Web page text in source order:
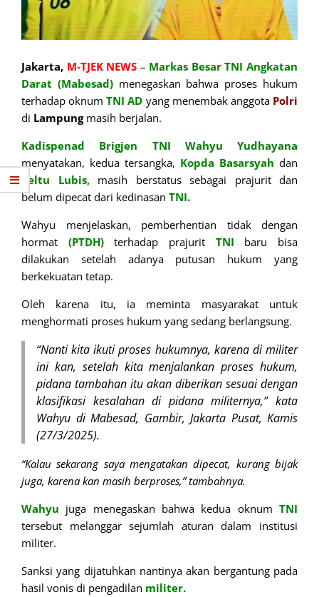
Jakarta, M-TJEK NEWS – Markas Besar TNI Angkatan
Darat (Mabesad)menegaskan bahwa proses hukum
terhadap oknumTNI AD yang menembak anggota Polri
di Lampungmasih berjalan.
Kadispenad Brigjen TNI Wahyu Yudhayana
menyatakan, kedua tersangka, Kopda Basarsyah dan
Peltu Lubis,masih berstatus sebagai prajurit dan
belum dipecat dari kedinasan TNI.
Wahyu menjelaskan, pemberhentian tidak dengan
hormat (PTDH)terhadap prajurit TNI baru bisa
dilakukan setelah adanya putusan hukum yang
berkekuatan tetap.
Oleh karena itu, ia meminta masyarakat untuk
menghormati proses hukum yang sedang berlangsung.
“Nanti kita ikuti proses hukumnya, karena di militer
ini kan, setelah kita menjalankan proses hukum,
pidana tambahan itu akan diberikan sesuai dengan
klasifikasi kesalahan di pidana militernya,” kata
Wahyu di Mabesad, Gambir, Jakarta Pusat, Kamis
(27/3/2025).
“Kalau sekarang saya mengatakan dipecat, kurang bijak
juga, karena kan masih berproses,” tambahnya.
Wahyu juga menegaskan bahwa kedua oknum TNI
tersebut melanggar sejumlah aturan dalam institusi
militer.
Sanksi yang dijatuhkan nantinya akan bergantung pada
hasil vonis di pengadilan militer.